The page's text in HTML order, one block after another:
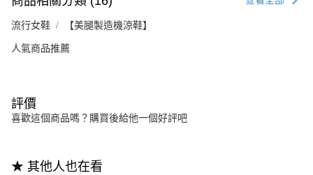
流行女鞋 【美腿製造機涼鞋】
人氣商品推薦
評價
喜歡這個商品嗎？購買後給他一個好評吧
★ 其他人也在看